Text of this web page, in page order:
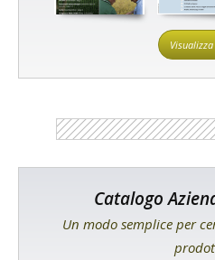
Catalogo
Un modo semplice per